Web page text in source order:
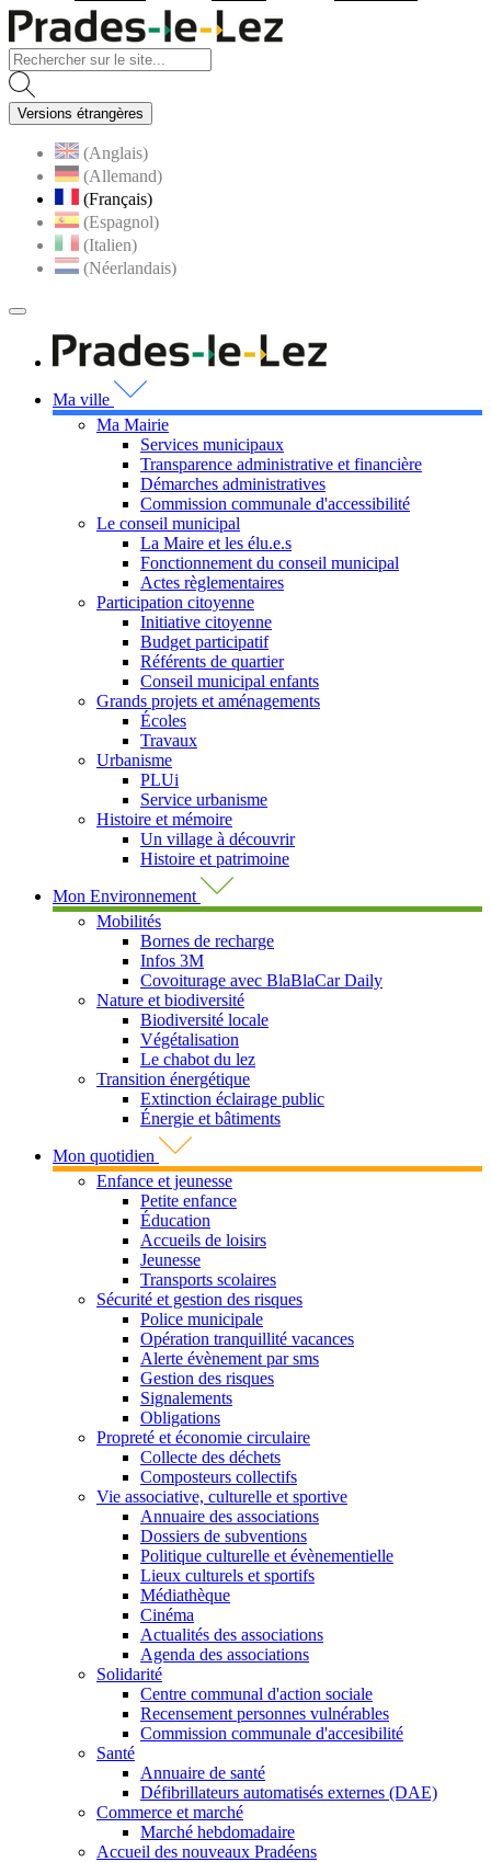
Versions étrangères
(Anglais)
(Allemand)
(Français)
(Espagnol)
(Italien)
(Néerlandais)
MENU
PRINCIPAL
Ma ville
Ma Mairie
Services municipaux
Transparence administrative et financière
Démarches administratives
Commission communale d'accessibilité
Le conseil municipal
La Maire et les élu.e.s
Fonctionnement du conseil municipal
Actes règlementaires
Participation citoyenne
Initiative citoyenne
Budget participatif
Référents de quartier
Conseil municipal enfants
Grands projets et aménagements
Écoles
Travaux
Urbanisme
PLUi
Service urbanisme
Histoire et mémoire
Un village à découvrir
Histoire et patrimoine
Mon Environnement
Mobilités
Bornes de recharge
Infos 3M
Covoiturage avec BlaBlaCar Daily
Nature et biodiversité
Biodiversité locale
Végétalisation
Le chabot du lez
Transition énergétique
Extinction éclairage public
Énergie et bâtiments
Mon quotidien
Enfance et jeunesse
Petite enfance
Éducation
Accueils de loisirs
Jeunesse
Transports scolaires
Sécurité et gestion des risques
Police municipale
Opération tranquillité vacances
Alerte évènement par sms
Gestion des risques
Signalements
Obligations
Propreté et économie circulaire
Collecte des déchets
Composteurs collectifs
Vie associative, culturelle et sportive
Annuaire des associations
Dossiers de subventions
Politique culturelle et évènementielle
Lieux culturels et sportifs
Médiathèque
Cinéma
Actualités des associations
Agenda des associations
Solidarité
Centre communal d'action sociale
Recensement personnes vulnérables
Commission communale d'accesibilité
Santé
Annuaire de santé
Défibrillateurs automatisés externes (DAE)
Commerce et marché
Marché hebdomadaire
Accueil des nouveaux Pradéens